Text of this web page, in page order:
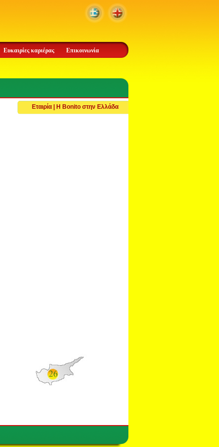
Ευκαιρίες καριέρας Επικοινωνία
Εταιρία | Η Bonito στην Ελλάδα